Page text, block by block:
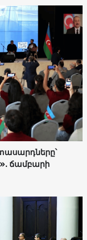
ճամբարի